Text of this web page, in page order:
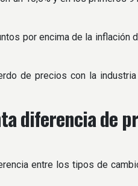
por encima de la inflación
de precios con la
diferencia de
entre los tipos de